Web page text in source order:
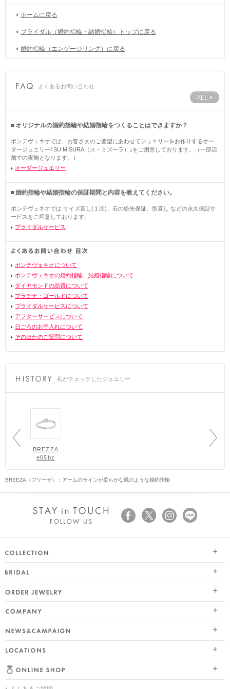
ホームに戻る
ブライダル（婚約指輪・結婚指輪）トップに戻る
婚約指輪（エンゲージリング）に戻る
よくあるお問い合わせ
ALL
オリジナルの婚約指輪や結婚指輪をつくることはできますか？
ポンテヴェキオでは、お客さまのご要望にあわせてジュエリーをお作りするオー
ダージュエリー｢SU MISURA（ス・ミズーラ）｣をご用意しております。（一部店
舗での実施となります。）
オーダージュエリー
婚約指輪や結婚指輪の保証期間と内容を教えてください。
ポンテヴェキオでは サイズ直し(１回)、石の紛失保証、型直し などの永久保証サ
ービスをご用意しております。
ブライダルサービス
ポンテヴェキオについて
ポンテヴェキオの婚約指輪、結婚指輪について
ダイヤモンドの品質について
プラチナ・ゴールドについて
ブライダルサービスについて
アフターサービスについて
日ごろのお手入れについて
そのほかのご質問について
私がチェックしたジュエリー
BREZZA
e05bz
BREEZA（ブリーザ）：アームのラインが柔らかな風のような婚約指輪
SEASON COLLECTION（シーズンコレクション）
ETERNO FAMILY（エテルノ・ファミリー）
PURE PLATINUM 999（ピュアプラチナ999）
LIMITED COLLECTION（リミテッドコレクション）
BACI（バチ／一粒ダイヤモンドジュエリー）
ブライダル トップ
婚約指輪（エンゲージリング）
結婚指輪（マリッジリング）
レイヤード特集
HAPPY HEARTの魅力
オーダージュエリー
会社情報 トップ
ブランドスローガン
ブランドポジション
ニュース&キャンペーン
店舗情報